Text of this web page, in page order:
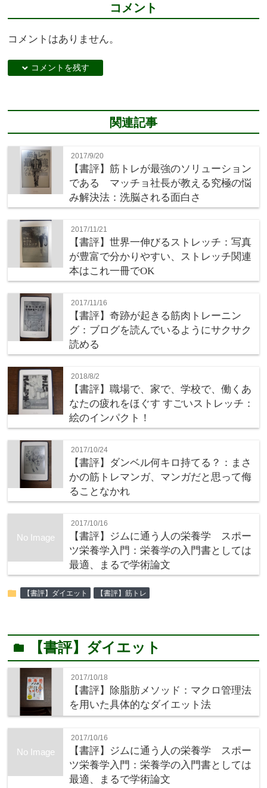
コメント
コメントはありません。
down コメントを残す
関連記事
2017/9/20
【書評】筋トレが最強のソリューション
である マッチョ社長が教える究極の悩
み解決法：洗脳される面白さ
2017/11/21
【書評】世界一伸びるストレッチ：写真
が豊富で分かりやすい、ストレッチ関連
本はこれ一冊でOK
2017/11/16
【書評】奇跡が起きる筋肉トレーニン
グ：ブログを読んでいるようにサクサク
読める
2018/8/2
【書評】職場で、家で、学校で、働くあ
なたの疲れをほぐす すごいストレッチ：
絵のインパクト！
2017/10/24
【書評】ダンベル何キロ持てる？：まさ
かの筋トレマンガ、マンガだと思って侮
ることなかれ
No Image
2017/10/16
【書評】ジムに通う人の栄養学 スポー
ツ栄養学入門：栄養学の入門書としては
最適、まるで学術論文
folder 【書評】ダイエット 【書評】筋トレ
folder 【書評】ダイエット
2017/10/18
【書評】除脂肪メソッド：マクロ管理法
を用いた具体的なダイエット法
No Image
2017/10/16
【書評】ジムに通う人の栄養学 スポー
ツ栄養学入門：栄養学の入門書としては
最適、まるで学術論文